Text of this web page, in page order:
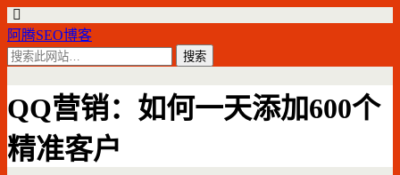
阿腾SEO博客
QQ营销：如何一天添加600个
精准客户